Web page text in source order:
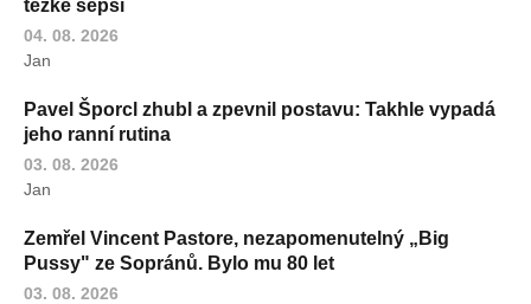
těžké sepsi
04. 08. 2026
Jan
Pavel Šporcl zhubl a zpevnil postavu: Takhle vypadá
jeho ranní rutina
03. 08. 2026
Jan
Zemřel Vincent Pastore, nezapomenutelný „Big
Pussy" ze Sopránů. Bylo mu 80 let
03. 08. 2026